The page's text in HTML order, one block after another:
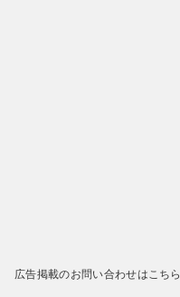
広告掲載のお問い合わせはこちら